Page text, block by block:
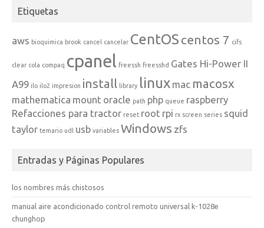
Etiquetas
aws bioquimica brook cancel cancelar CentOS centos 7 cifs
clear cola compaq cpanel freessh freesshd Gates Hi-Power II
A99 ilo ilo2 impresion install library linux mac macosx
mathematica mount oracle path php queue raspberry
Refacciones para tractor reset root rpi rx screen series squid
taylor temario udl usb variables Windows zfs
Entradas y Páginas Populares
los nombres más chistosos
manual aire acondicionado control remoto universal k-1028e
chunghop